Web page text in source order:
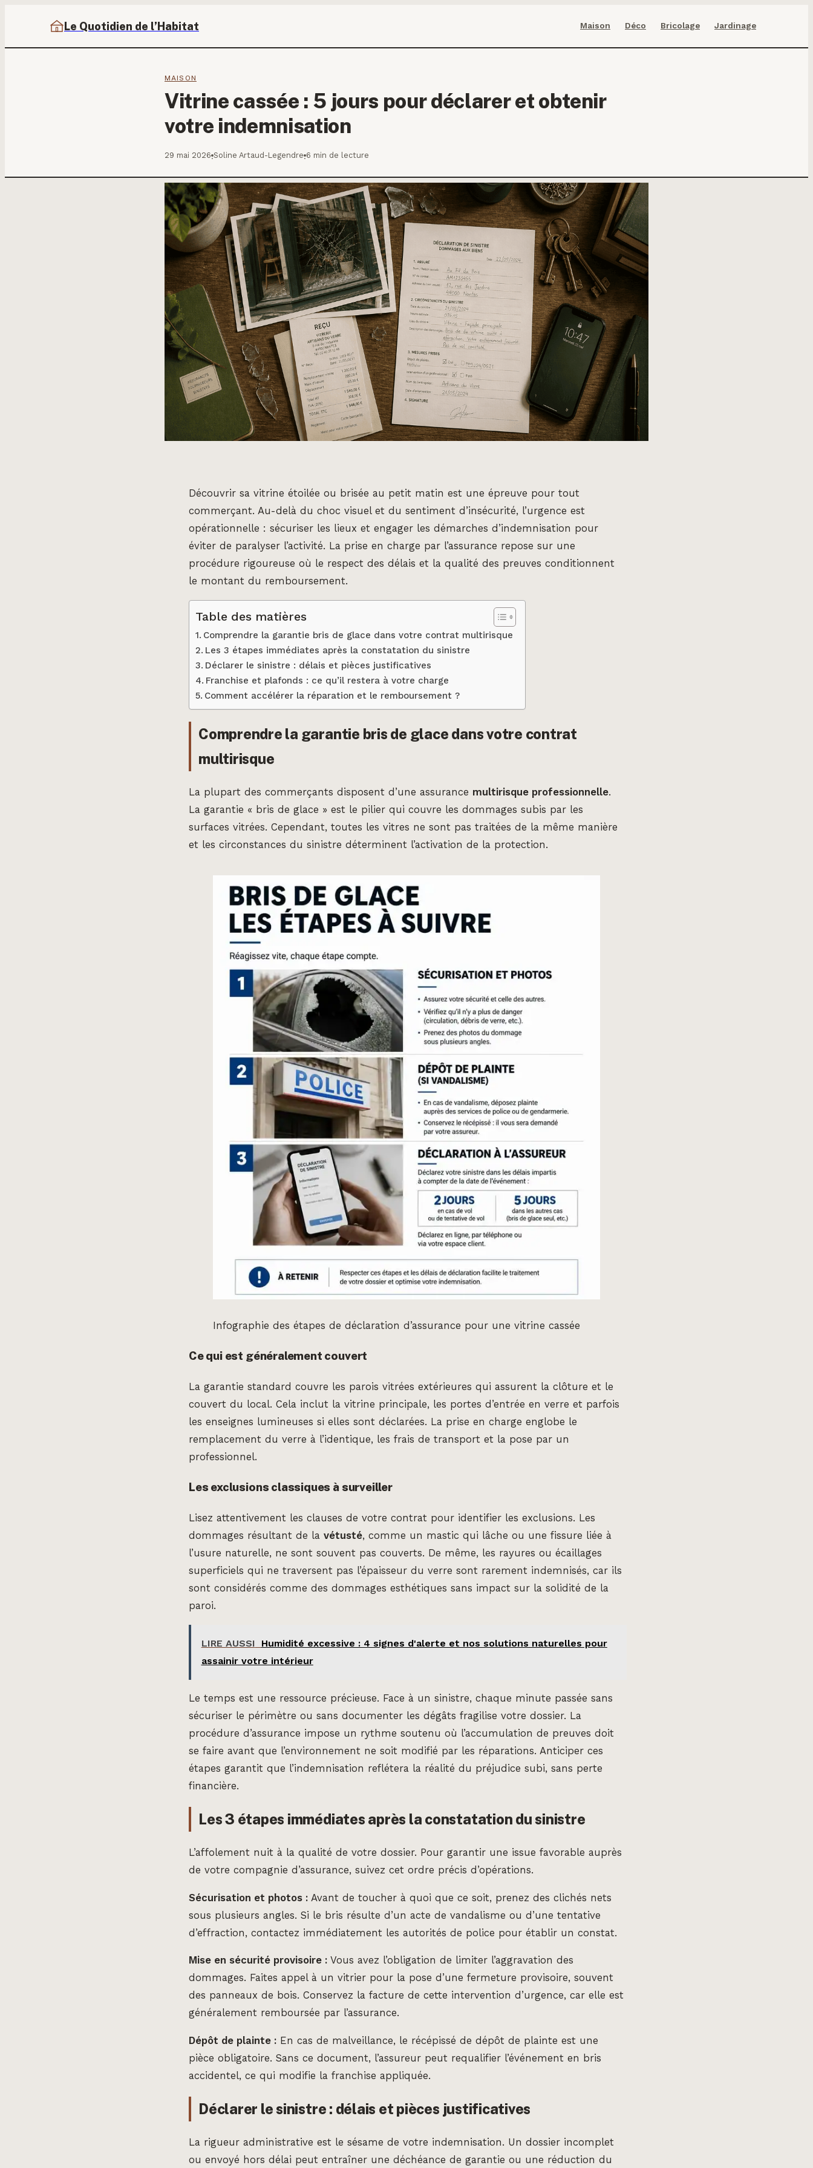
Le Quotidien de l’Habitat Maison Déco Bricolage Jardinage
MAISON
Vitrine cassée : 5 jours pour déclarer et obtenir
votre indemnisation
29 mai 2026·Soline Artaud-Legendre·6 min de lecture
Découvrir sa vitrine étoilée ou brisée au petit matin est une épreuve pour tout
commerçant. Au-delà du choc visuel et du sentiment d’insécurité, l’urgence est
opérationnelle : sécuriser les lieux et engager les démarches d’indemnisation pour
éviter de paralyser l’activité. La prise en charge par l’assurance repose sur une
procédure rigoureuse où le respect des délais et la qualité des preuves conditionnent
le montant du remboursement.
Table des matières
Comprendre la garantie bris de glace dans votre contrat multirisque
Les 3 étapes immédiates après la constatation du sinistre
Déclarer le sinistre : délais et pièces justificatives
Franchise et plafonds : ce qu’il restera à votre charge
Comment accélérer la réparation et le remboursement ?
Comprendre la garantie bris de glace dans votre contrat
multirisque
La plupart des commerçants disposent d’une assurance multirisque professionnelle.
La garantie « bris de glace » est le pilier qui couvre les dommages subis par les
surfaces vitrées. Cependant, toutes les vitres ne sont pas traitées de la même manière
et les circonstances du sinistre déterminent l’activation de la protection.
Infographie des étapes de déclaration d’assurance pour une vitrine cassée
Ce qui est généralement couvert
La garantie standard couvre les parois vitrées extérieures qui assurent la clôture et le
couvert du local. Cela inclut la vitrine principale, les portes d’entrée en verre et parfois
les enseignes lumineuses si elles sont déclarées. La prise en charge englobe le
remplacement du verre à l’identique, les frais de transport et la pose par un
professionnel.
Les exclusions classiques à surveiller
Lisez attentivement les clauses de votre contrat pour identifier les exclusions. Les
dommages résultant de la vétusté, comme un mastic qui lâche ou une fissure liée à
l’usure naturelle, ne sont souvent pas couverts. De même, les rayures ou écaillages
superficiels qui ne traversent pas l’épaisseur du verre sont rarement indemnisés, car ils
sont considérés comme des dommages esthétiques sans impact sur la solidité de la
paroi.
LIRE AUSSI
Humidité excessive : 4 signes d'alerte et nos solutions naturelles pour
assainir votre intérieur
Le temps est une ressource précieuse. Face à un sinistre, chaque minute passée sans
sécuriser le périmètre ou sans documenter les dégâts fragilise votre dossier. La
procédure d’assurance impose un rythme soutenu où l’accumulation de preuves doit
se faire avant que l’environnement ne soit modifié par les réparations. Anticiper ces
étapes garantit que l’indemnisation reflétera la réalité du préjudice subi, sans perte
financière.
Les 3 étapes immédiates après la constatation du sinistre
L’affolement nuit à la qualité de votre dossier. Pour garantir une issue favorable auprès
de votre compagnie d’assurance, suivez cet ordre précis d’opérations.
Sécurisation et photos : Avant de toucher à quoi que ce soit, prenez des clichés nets
sous plusieurs angles. Si le bris résulte d’un acte de vandalisme ou d’une tentative
d’effraction, contactez immédiatement les autorités de police pour établir un constat.
Mise en sécurité provisoire : Vous avez l’obligation de limiter l’aggravation des
dommages. Faites appel à un vitrier pour la pose d’une fermeture provisoire, souvent
des panneaux de bois. Conservez la facture de cette intervention d’urgence, car elle est
généralement remboursée par l’assurance.
Dépôt de plainte : En cas de malveillance, le récépissé de dépôt de plainte est une
pièce obligatoire. Sans ce document, l’assureur peut requalifier l’événement en bris
accidentel, ce qui modifie la franchise appliquée.
Déclarer le sinistre : délais et pièces justificatives
La rigueur administrative est le sésame de votre indemnisation. Un dossier incomplet
ou envoyé hors délai peut entraîner une déchéance de garantie ou une réduction du